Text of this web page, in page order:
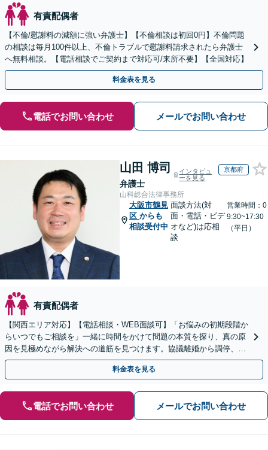
有責配偶者
【不倫/慰謝料の減額に強い弁護士】【不倫相談は初回0円】不倫問題
の相談は毎月100件以上、不倫トラブルで慰謝料請求されたら弁護士
へ無料相談。【電話相談でご契約まで対応可/来所不要】【全国対応】
料金表を見る
電話でお問い合わせ メールでお問い合わせ
山田 博司
弁護士
インタビュ
ーを見る
京都府
山科総合法律事務所
大阪市鶴見
区 からも
相談受付中
面談方法(対
面・電話・ビデ
オなど)は応相
談
営業時間：0
9:30~17:30
（平日）
有責配偶者
【関西エリア対応】【電話相談・WEB面談可】「お悩みの初期段階か
らいつでもご相談を」一緒に時間をかけて問題の本質を探り、真の原
因を見極めながら解決への道筋を見つけます。協議離婚から調停、審
判、訴訟まで、離婚に関わる一連の手続きにすべて対応
料金表を見る
電話でお問い合わせ メールでお問い合わせ